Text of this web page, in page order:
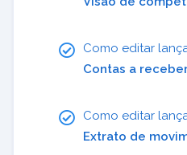
Como editar
Contas a
Como editar
Extrato de